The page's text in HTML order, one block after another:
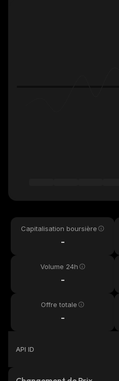
Capitalisation boursière
-
Volume 24h
-
Offre totale
-
API ID